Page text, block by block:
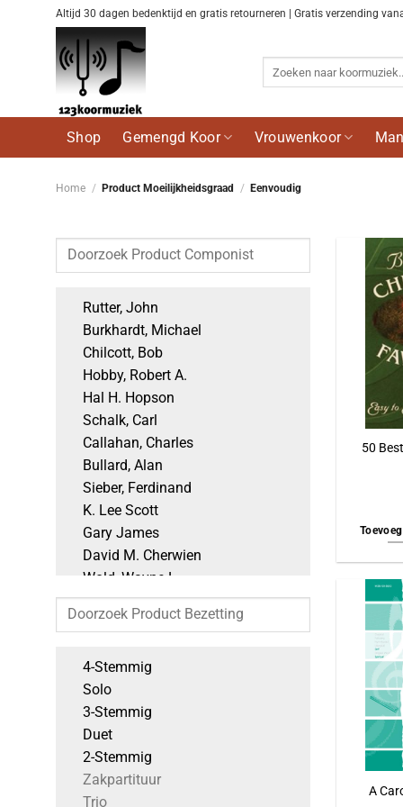
Altijd 30 dagen bedenktijd en gratis retourneren | Gratis verzending
Shop Gemengd Koor Vrouwenkoor
Home / Product Moeilijkheidsgraad / Eenvoudig
Rutter, John
Burkhardt, Michael
Chilcott, Bob
Hobby, Robert A.
Hal H. Hopson
Schalk, Carl
Callahan, Charles
Bullard, Alan
Sieber, Ferdinand
K. Lee Scott
Gary James
David M. Cherwien
Wold, Wayne L.
Wilberg, Mack
Quartel, Sarah
Lopez, Robert
Timothy Shaw
Parry, Ben
Kenneth T. Kosche
Keesecker, Thomas
Hildebrand, Kevin
Gieseke, Richard W.
4-Stemmig
Solo
3-Stemmig
Duet
2-Stemmig
Zakpartituur
Trio
50
A